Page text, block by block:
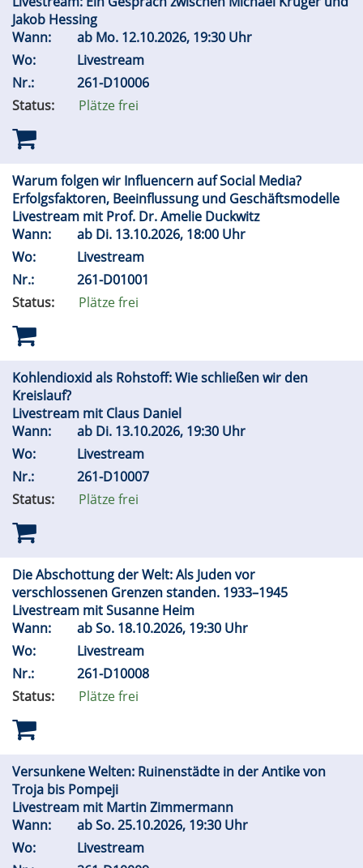
Jakob Hessing
Wann:
ab Mo. 12.10.2026, 19:30 Uhr
Wo:
Livestream
Nr.:
261-D10006
Status:
Plätze frei
Warum folgen wir Influencern auf Social Media?
Erfolgsfaktoren, Beeinflussung und Geschäftsmodelle
Livestream mit Prof. Dr. Amelie Duckwitz
Wann:
ab Di. 13.10.2026, 18:00 Uhr
Wo:
Livestream
Nr.:
261-D01001
Status:
Plätze frei
Kohlendioxid als Rohstoff: Wie schließen wir den
Kreislauf?
Livestream mit Claus Daniel
Wann:
ab Di. 13.10.2026, 19:30 Uhr
Wo:
Livestream
Nr.:
261-D10007
Status:
Plätze frei
Die Abschottung der Welt: Als Juden vor
verschlossenen Grenzen standen. 1933–1945
Livestream mit Susanne Heim
Wann:
abSo. 18.10.2026, 19:30 Uhr
Wo:
Livestream
Nr.:
261-D10008
Status:
Plätze frei
Versunkene Welten: Ruinenstädte in der Antike von
Troja bis Pompeji
Livestream mit Martin Zimmermann
Wann:
abSo.25.10.2026, 19:30 Uhr
Wo:
Livestream